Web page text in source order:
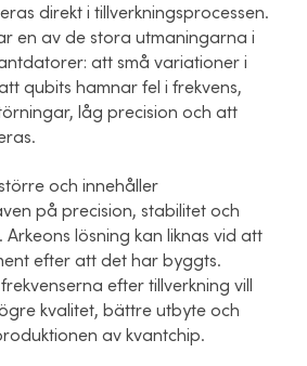
direkt i tillverkningsprocessen.
en av de stora utmaningarna i
att små variationer i
qubits hamnar fel i frekvens,
låg precision och att
och innehåller
på precision, stabilitet och
lösning kan liknas vid att
efter att det har byggts.
efter tillverkning vill
kvalitet, bättre utbyte och
av kvantchip.